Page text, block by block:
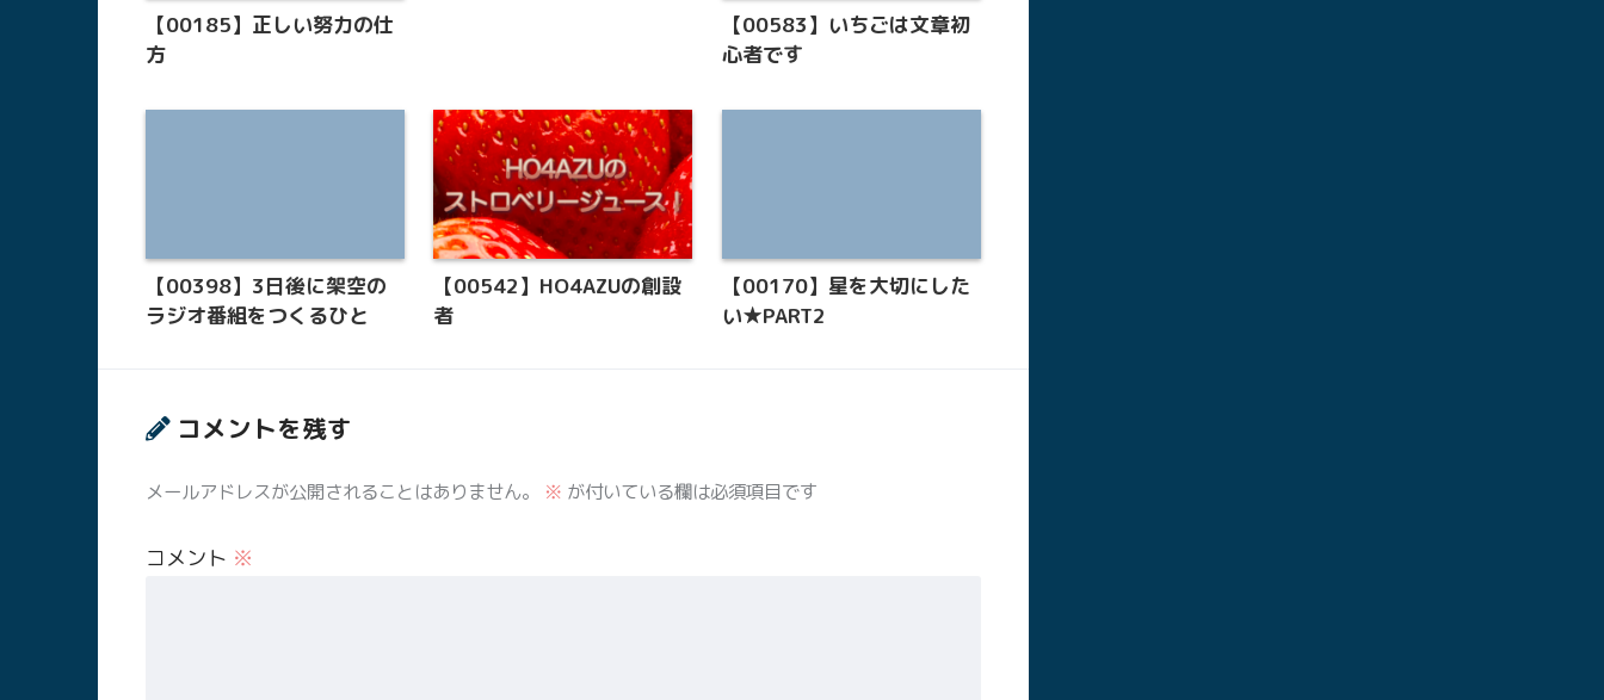
【00185】正しい努力の仕
方
【00583】いちごは文章初
心者です
【00398】3日後に架空の
ラジオ番組をつくるひと
【00542】HO4AZUの創設
者
【00170】星を大切にした
い★PART2
コメントを残す
メールアドレスが公開されることはありません。 ※ が付いている欄は必須項目です
コメント ※